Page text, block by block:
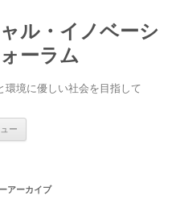
ル・イノベーシ
ーラム
環境に優しい社会を目指して
ー
ス
アーカイブ